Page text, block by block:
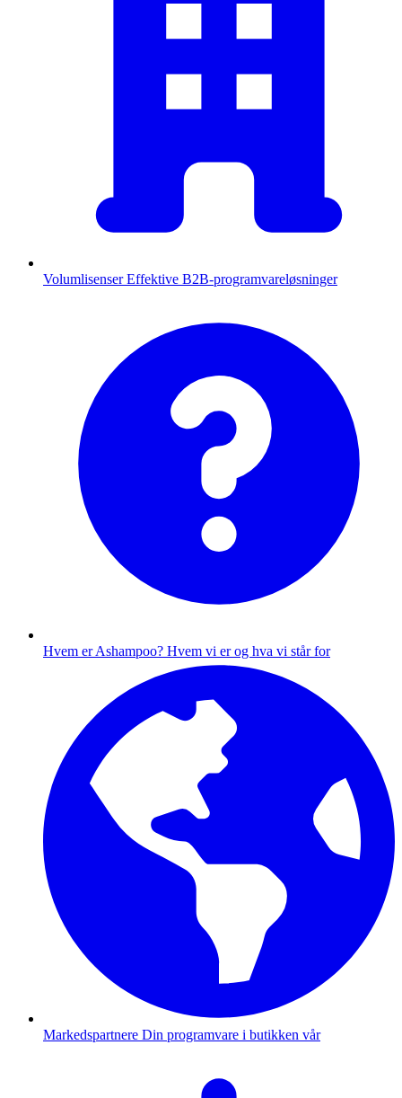
Volumlisenser Effektive B2B-programvareløsninger
Hvem er Ashampoo? Hvem vi er og hva vi står for
Markedspartnere Din programvare i butikken vår